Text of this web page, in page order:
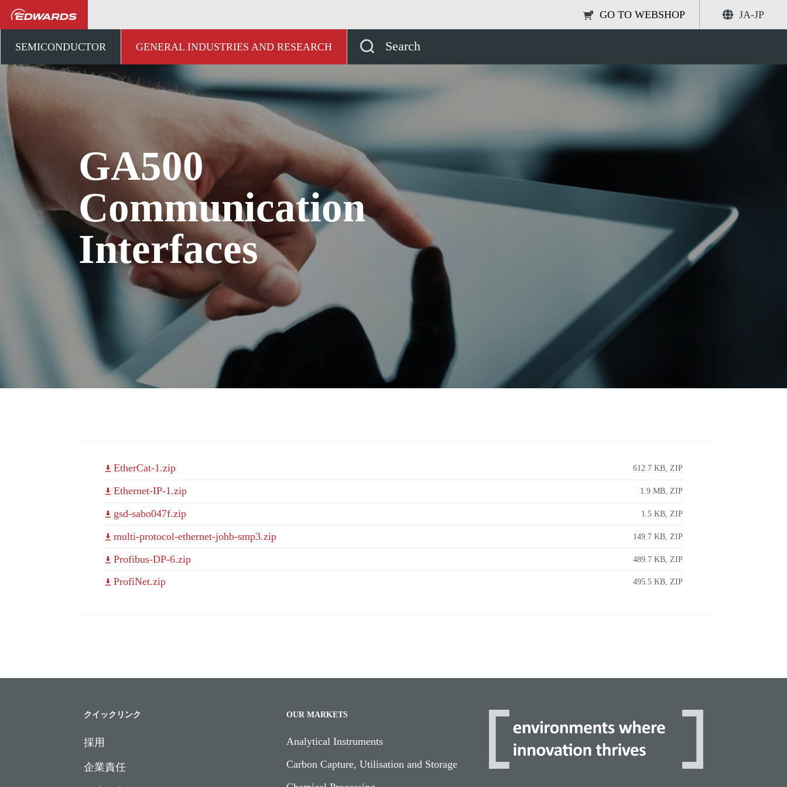
GO TO WEBSHOP JA-JP
SEMICONDUCTOR GENERAL INDUSTRIES AND RESEARCH Search
GA500 Communication Interfaces 共有する
GA500
Communication
Interfaces
EtherCat-1.zip 612.7 KB, ZIP
Ethernet-IP-1.zip 1.9 MB, ZIP
gsd-sabo047f.zip 1.5 KB, ZIP
multi-protocol-ethernet-johb-smp3.zip 149.7 KB, ZIP
Profibus-DP-6.zip 489.7 KB, ZIP
ProfiNet.zip 495.5 KB, ZIP
クイックリンク
採用
企業責任
OUR MARKETS
Analytical Instruments
Carbon Capture, Utilisation and Storage